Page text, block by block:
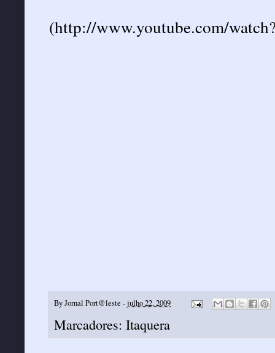
(http://www.youtube.com/
ByJornal Port@leste -julho 22, 2009
Marcadores: Itaquera